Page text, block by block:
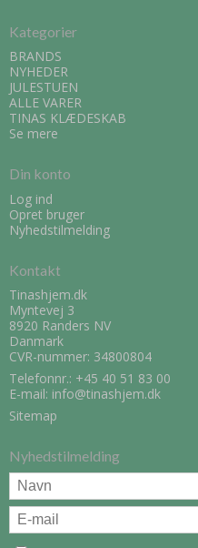
Kategorier
BRANDS
NYHEDER
JULESTUEN
ALLE VARER
TINAS KLÆDESKAB
Se mere
Din konto
Log ind
Opret bruger
Nyhedstilmelding
Kontakt
Tinashjem.dk
Myntevej 3
8920 Randers NV
Danmark
CVR-nummer: 34800804
Telefonnr.: +45 40 51 83 00
E-mail: info@tinashjem.dk
Sitemap
Nyhedstilmelding